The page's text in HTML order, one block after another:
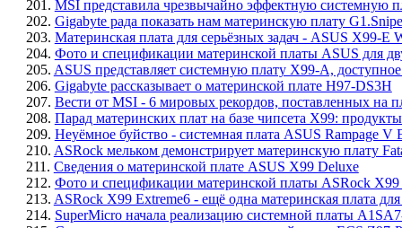
201. MSI представила чрезвычайно эффектную системную
202. Gigabyte рада показать нам материнскую плату
203. Материнская плата для серьёзных задач - ASUS X99-E
204. Фото и спецификации материнской платы ASUS для
205. ASUS представляет системную плату X99-A,
206. Gigabyte рассказывает о материнской плате H97-DS3H
207. Вести от MSI - 6 мировых рекордов, поставленных на
208. Парад материнских плат на базе чипсета X99:
209. Неуёмное буйство - системная плата ASUS Rampage V
210. ASRock мельком демонстрирует материнскую плату
211. Сведения о материнской плате ASUS X99 Deluxe
212. Фото и спецификации материнской платы ASRock X99
213. ASRock X99 Extreme6 - ещё одна материнская плата
214. SuperMicro начала реализацию системной платы